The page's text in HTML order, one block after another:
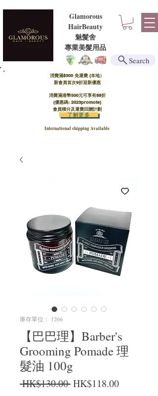
Glamorous
HairBeauty
魅髮舍
​​專業美髮用品
消費滿$300 免運費 (本地）​
新會員首次9折迎新優惠
消費滿港幣500元可享有88折
(優惠碼: 2023promote)
會員積分及運費回贈計劃
International shipping Available
了解更多
Search
庫存單位： 1266
【巴巴理】Barber's
Grooming Pomade 理
髮油 100g
HK$130.00 一般價格
HK$118.00促銷價格